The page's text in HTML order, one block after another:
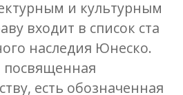
и культурным
входит в список ста
наследия Юнеско.
посвященная
есть обозначенная